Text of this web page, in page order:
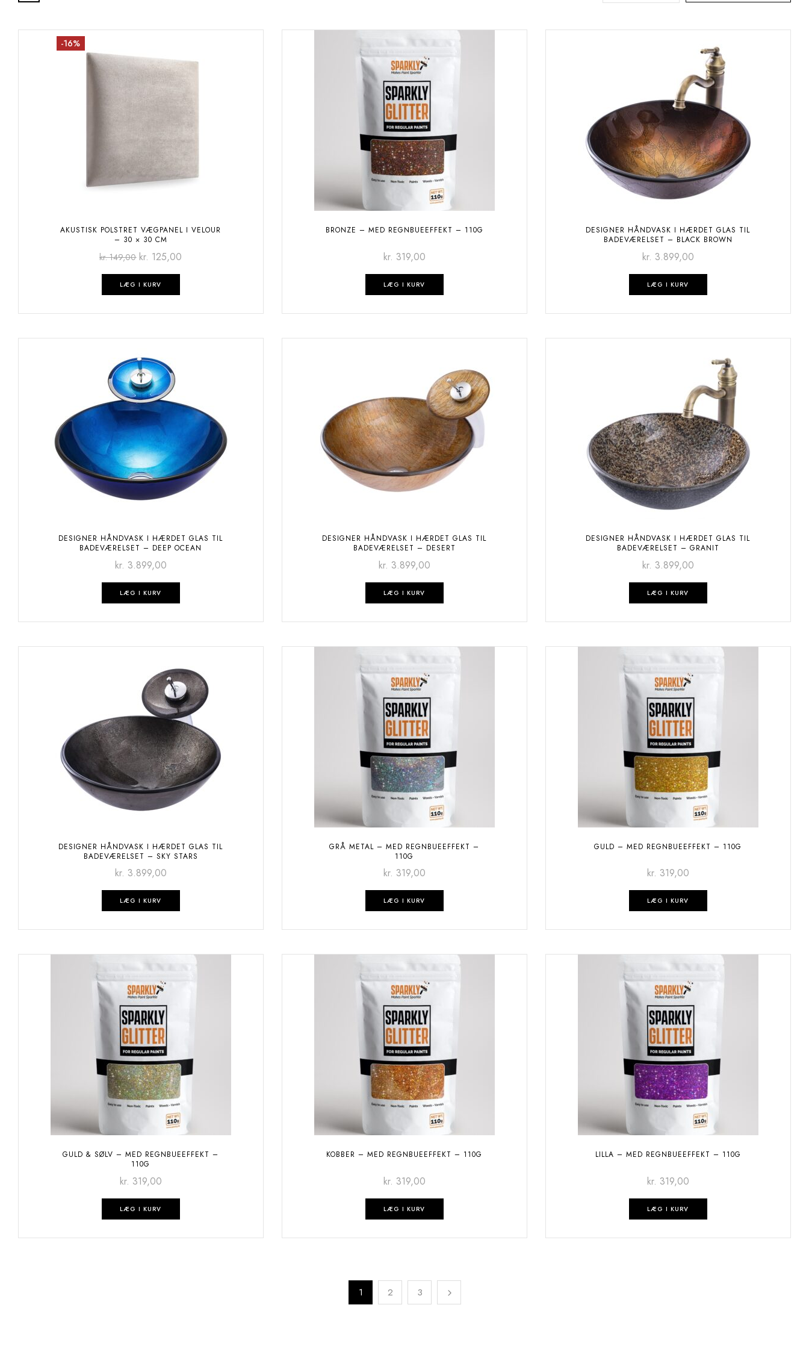
-16%
AKUSTISK POLSTRET VÆGPANEL I VELOUR
– 30 × 30 CM
kr.149,00 kr. 125,00
LÆG I KURV
BRONZE – MED REGNBUEEFFEKT – 110G
kr. 319,00
LÆG I KURV
DESIGNER HÅNDVASK I HÆRDET GLAS TIL
BADEVÆRELSET – BLACK BROWN
kr. 3.899,00
LÆG I KURV
DESIGNER HÅNDVASK I HÆRDET GLAS TIL
BADEVÆRELSET – DEEP OCEAN
kr. 3.899,00
LÆG I KURV
DESIGNER HÅNDVASK I HÆRDET GLAS TIL
BADEVÆRELSET – DESERT
kr. 3.899,00
LÆG I KURV
DESIGNER HÅNDVASK I HÆRDET GLAS TIL
BADEVÆRELSET – GRANIT
kr. 3.899,00
LÆG I KURV
DESIGNER HÅNDVASK I HÆRDET GLAS TIL
BADEVÆRELSET – SKY STARS
kr. 3.899,00
LÆG I KURV
GRÅ METAL – MED REGNBUEEFFEKT –
110G
kr. 319,00
LÆG I KURV
GULD – MED REGNBUEEFFEKT – 110G
kr. 319,00
LÆG I KURV
GULD & SØLV – MED REGNBUEEFFEKT –
110G
kr. 319,00
LÆG I KURV
KOBBER – MED REGNBUEEFFEKT – 110G
kr. 319,00
LÆG I KURV
LILLA – MED REGNBUEEFFEKT – 110G
kr. 319,00
LÆG I KURV
1 2 3